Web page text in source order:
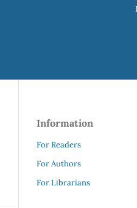
Information
For Readers
For Authors
For Librarians